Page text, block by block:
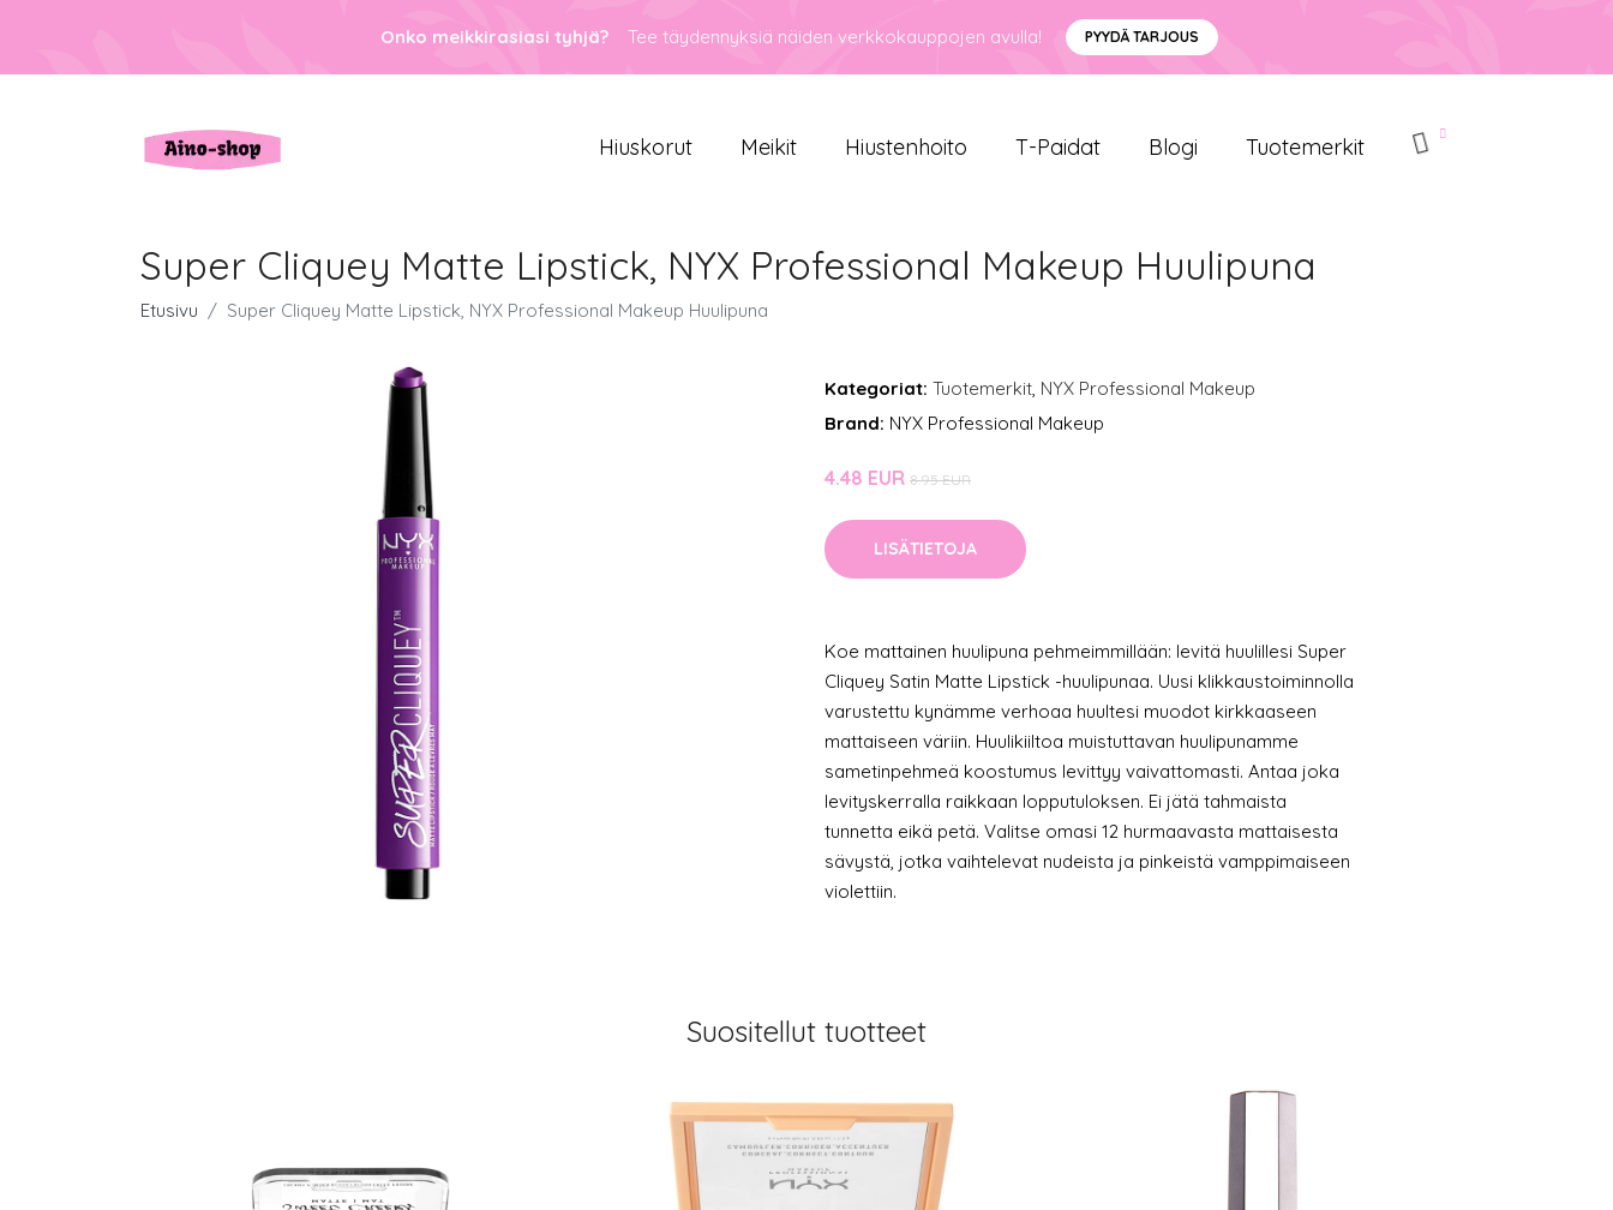
Onko meikkirasiasi tyhjä? Tee täydennyksiä näiden verkkokauppojen avulla! PYYDÄ TARJOUS
Hiuskorut Meikit Hiustenhoito T-Paidat Blogi Tuotemerkit
Super Cliquey Matte Lipstick, NYX Professional Makeup Huulipuna
Etusivu Super Cliquey Matte Lipstick, NYX Professional Makeup Huulipuna
Kategoriat: Tuotemerkit, NYX Professional Makeup
Brand: NYX Professional Makeup
4.48 EUR 8.95 EUR
LISÄTIETOJA
Koe mattainen huulipuna pehmeimmillään: levitä huulillesi Super
Cliquey Satin Matte Lipstick -huulipunaa. Uusi klikkaustoiminnolla
varustettu kynämme verhoaa huultesi muodot kirkkaaseen
mattaiseen väriin. Huulikiiltoa muistuttavan huulipunamme
sametinpehmeä koostumus levittyy vaivattomasti. Antaa joka
levityskerralla raikkaan lopputuloksen. Ei jätä tahmaista
tunnetta eikä petä. Valitse omasi 12 hurmaavasta mattaisesta
sävystä, jotka vaihtelevat nudeista ja pinkeistä vamppimaiseen
violettiin.
Suositellut tuotteet